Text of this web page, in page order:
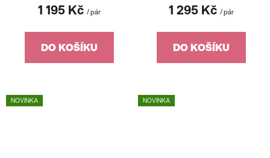
1 195 Kč / pár
DO KOŠÍKU
1 295 Kč / pár
DO KOŠÍKU
NOVINKA NOVINKA